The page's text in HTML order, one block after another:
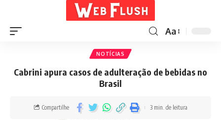
Aa
NOTÍCIAS
Cabrini apura casos de adulteração de bebidas no
Brasil
Compartilhe 3 min. de leitura